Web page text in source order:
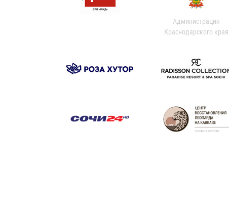
Администрация
Краснодарского края